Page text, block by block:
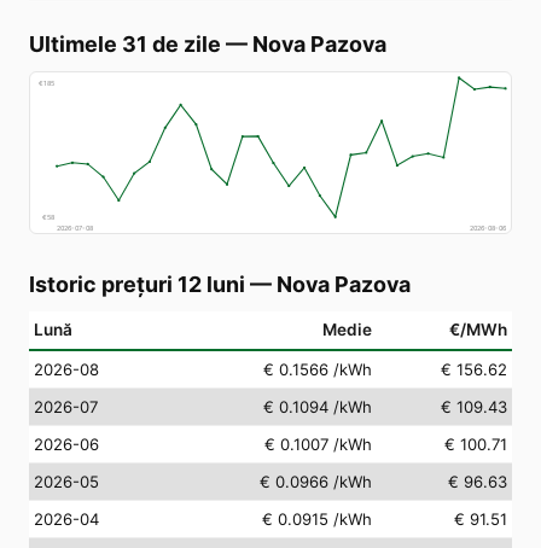
Ultimele 31 de zile — Nova Pazova
€185
€58
2026-07-08
2026-08-06
Istoric prețuri 12 luni — Nova Pazova
Lună Medie €/MWh
2026-08 € 0.1566 /kWh
€ 156.62
2026-07
€ 0.1094 /kWh
€ 109.43
2026-06
€ 0.1007 /kWh
€ 100.71
2026-05
€ 0.0966 /kWh
€ 96.63
2026-04
€ 0.0915 /kWh
€ 91.51